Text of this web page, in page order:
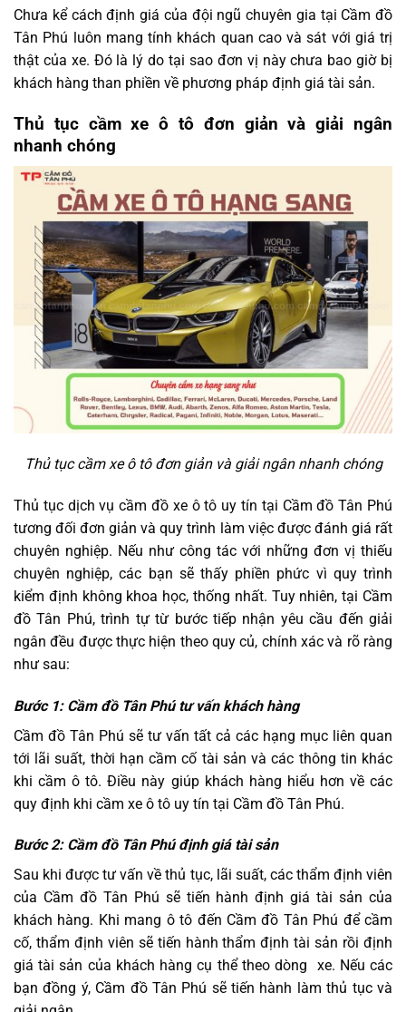
Chưa kể cách định giá của đội ngũ chuyên gia tại Cầm đồ
Tân Phú luôn mang tính khách quan cao và sát với giá trị
thật của xe. Đó là lý do tại sao đơn vị này chưa bao giờ bị
khách hàng than phiền về phương pháp định giá tài sản.
Thủ tục cầm xe ô tô đơn giản và giải ngân
nhanh chóng
Thủ tục cầm xe ô tô đơn giản và giải ngân nhanh chóng
Thủ tục dịch vụ cầm đồ xe ô tô uy tín tại Cầm đồ Tân Phú
tương đối đơn giản và quy trình làm việc được đánh giá rất
chuyên nghiệp. Nếu như công tác với những đơn vị thiếu
chuyên nghiệp, các bạn sẽ thấy phiền phức vì quy trình
kiểm định không khoa học, thống nhất. Tuy nhiên, tại Cầm
đồ Tân Phú, trình tự từ bước tiếp nhận yêu cầu đến giải
ngân đều được thực hiện theo quy củ, chính xác và rõ ràng
như sau:
Bước 1: Cầm đồ Tân Phú tư vấn khách hàng
Cầm đồ Tân Phú sẽ tư vấn tất cả các hạng mục liên quan
tới lãi suất, thời hạn cầm cố tài sản và các thông tin khác
khi cầm ô tô. Điều này giúp khách hàng hiểu hơn về các
quy định khi cầm xe ô tô uy tín tại Cầm đồ Tân Phú.
Bước 2: Cầm đồ Tân Phú định giá tài sản
Sau khi được tư vấn về thủ tục, lãi suất, các thẩm định viên
của Cầm đồ Tân Phú sẽ tiến hành định giá tài sản của
khách hàng. Khi mang ô tô đến Cầm đồ Tân Phú để cầm
cố, thẩm định viên sẽ tiến hành thẩm định tài sản rồi định
giá tài sản của khách hàng cụ thể theo dòng xe. Nếu các
bạn đồng ý, Cầm đồ Tân Phú sẽ tiến hành làm thủ tục và